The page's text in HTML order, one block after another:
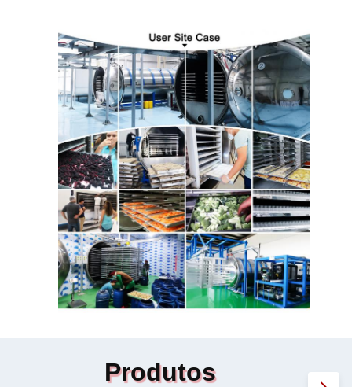
Produtos